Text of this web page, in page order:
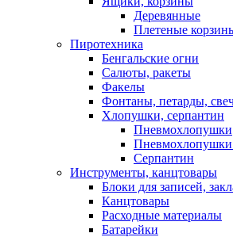
Деревянные
Плетеные
Пиротехника
Бенгальские огни
Салюты, ракеты
Факелы
Фонтаны, петарды,
Хлопушки, серпантин
Пневмохлопушки
Серпантин
Инструменты, канцтовары
Блоки для записей,
Канцтовары
Расходные материалы
Батарейки